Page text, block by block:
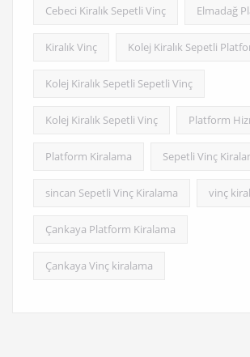
Cebeci Kiralık Sepetli Vinç Elmadağ
Kiralık Vinç Kolej Kiralık Sepetli
Kolej Kiralık Sepetli Sepetli Vinç
Kolej Kiralık Sepetli Vinç Platform
Platform Kiralama Sepetli Vinç
sincan Sepetli Vinç Kiralama vinç
Çankaya Platform Kiralama
Çankaya Vinç kiralama